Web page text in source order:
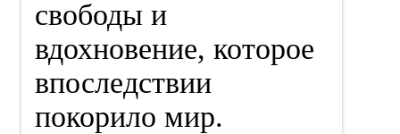
свободы и
вдохновение, которое
впоследствии
покорило мир.